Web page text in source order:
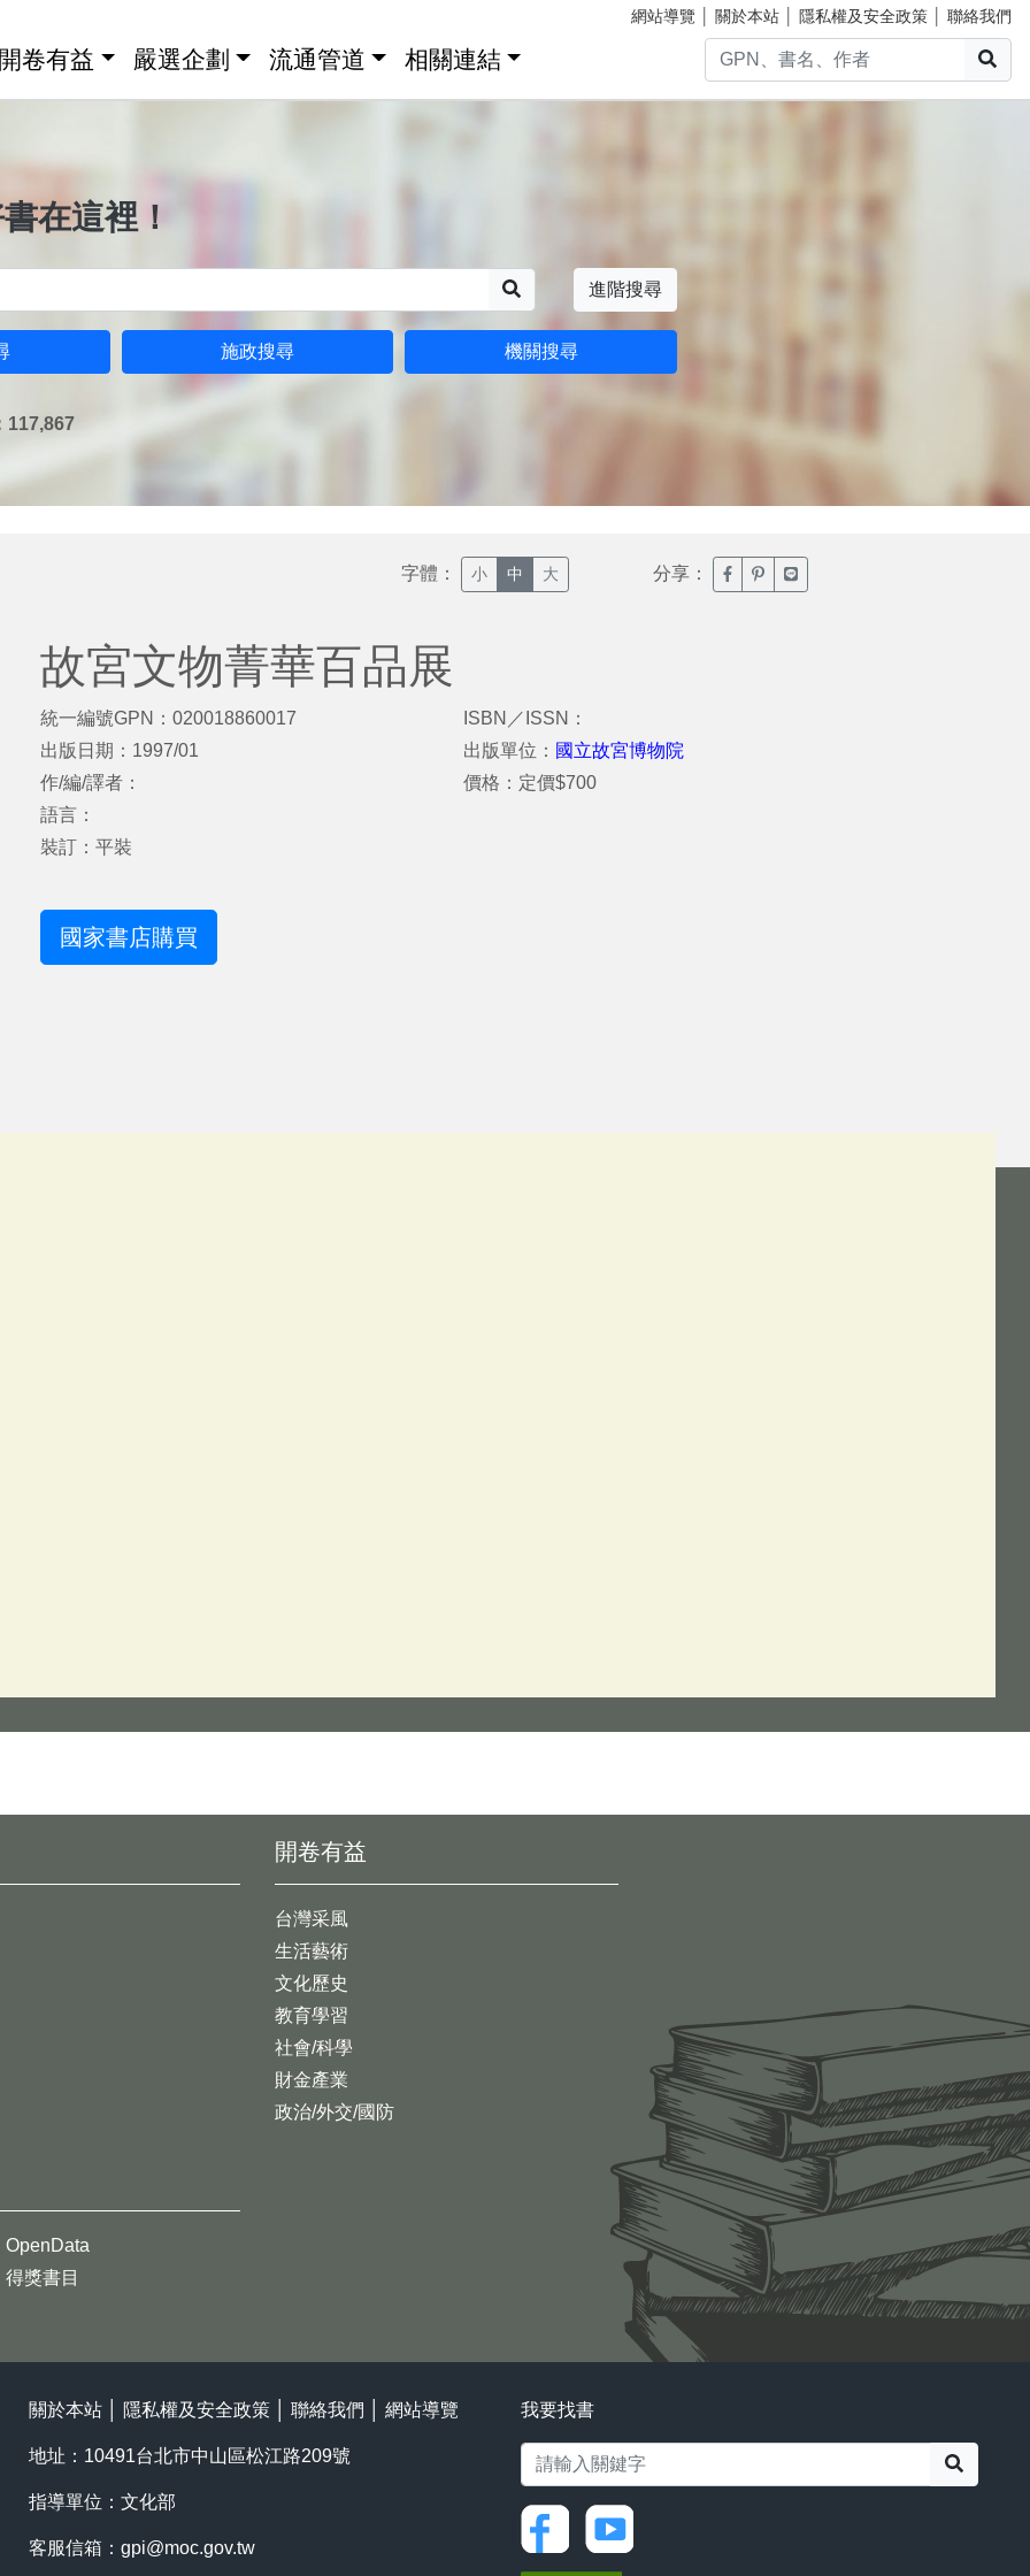
網站導覽 關於本站 隱私權及安全政策 聯絡我們
卷有益 嚴選企劃 流通管道 相關連結
在這裡！
進階搜尋
施政搜尋 機關搜尋
117,867
字體： 小 中 大 分享： 臉書分享(另開新視窗)
噗浪分享(另開新視窗)
Line分享(另開新視窗)
故宮文物菁華百品展
統一編號GPN：020018860017
出版日期：1997/01
作/編/譯者：
語言：
裝訂：平裝
ISBN／ISSN：
出版單位： 國立故宮博物院
價格：定價$700
國家書店購買
開卷有益
台灣采風
生活藝術
文化歷史
教育學習
社會/科學
財金產業
政治/外交/國防
OpenData
得獎書目
關於本站 隱私權及安全政策 聯絡我們 網站導覽
地址：10491台北市中山區松江路209號
指導單位：文化部
客服信箱： gpi@moc.gov.tw
我要找書